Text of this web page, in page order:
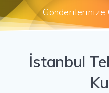
Gönderilerinize
İstanbul